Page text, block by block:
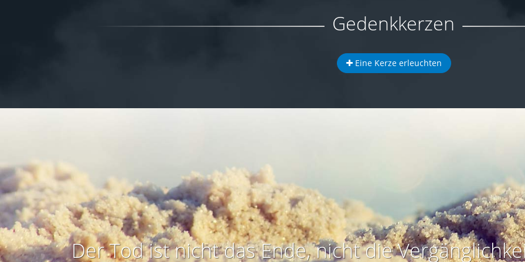
Gedenkkerzen
Eine Kerze erleuchten
Der Tod ist nicht das Ende, nicht die